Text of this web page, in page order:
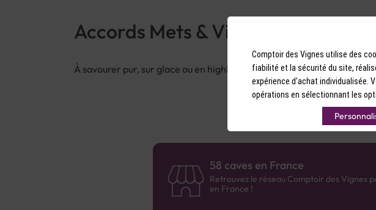
Accords Mets & Vins
À savourer pur, sur glace ou en highball pour une expérience
58 caves en France
Retrouvez le réseau Comptoir des Vignes
en France !
Comptoir des Vignes utilise des
fiabilité et la sécurité du site,
expérience d'achat individualisée.
opérations en sélectionnant les